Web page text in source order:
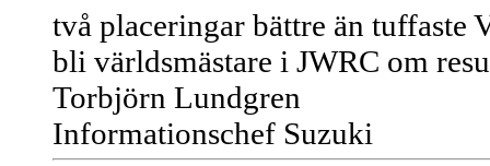
två placeringar bättre än
bli världsmästare i JWRC om
Torbjörn Lundgren
Informationschef Suzuki